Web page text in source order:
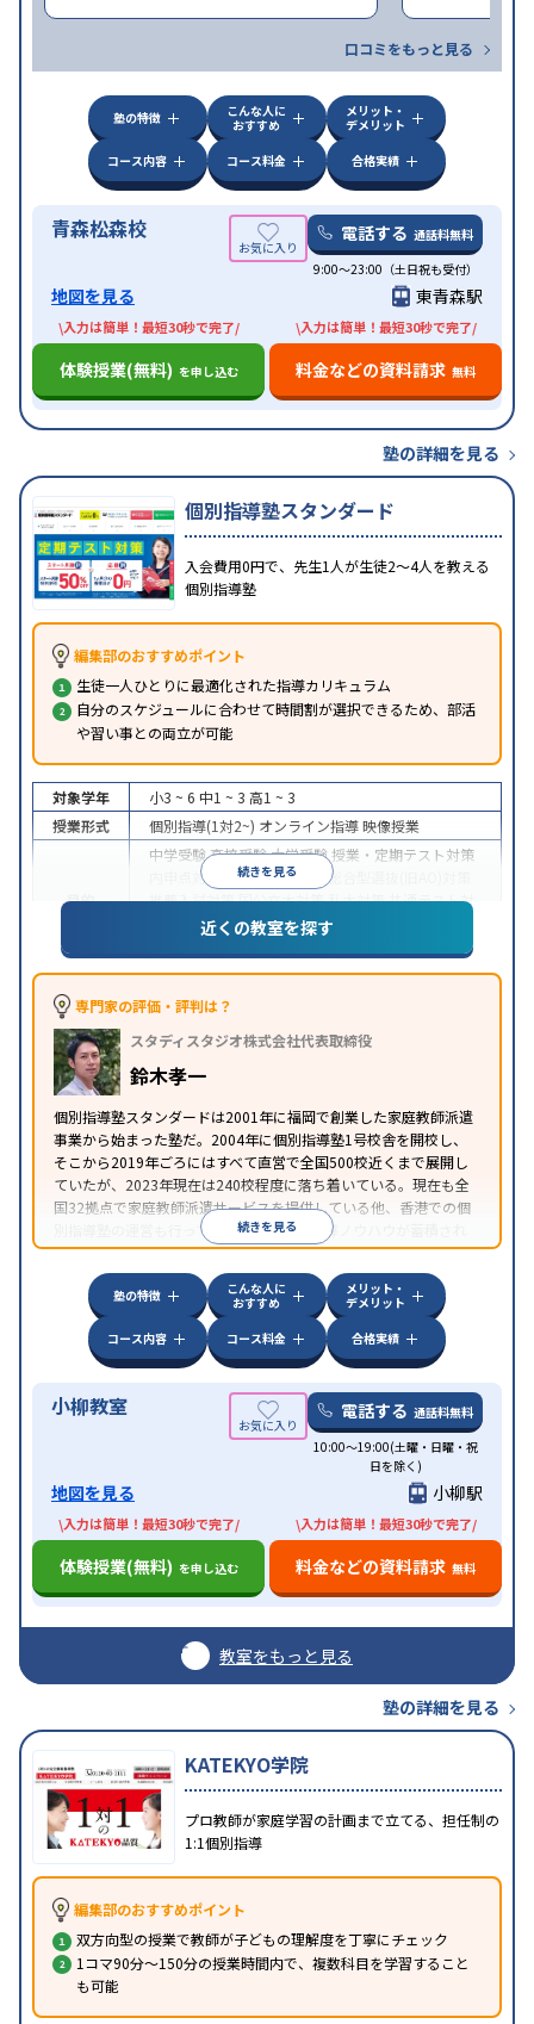
口コミをもっと見る
塾の特徴
こんな人に
おすすめ
メリット・
デメリット
コース内容
コース料金 合格実績
青森松森校 電話する 通話料無料
9:00～23:00（土日祝も受付）
地図を見る 東青森駅
\入力は簡単！最短30秒で完了/
体験授業(無料) を申し込む
\入力は簡単！最短30秒で完了/
料金などの資料請求 無料
塾の詳細を見る
個別指導塾スタンダード
入会費用0円で、先生1人が生徒2〜4人を教える
個別指導塾
編集部のおすすめポイント
生徒一人ひとりに最適化された指導カリキュラム
自分のスケジュールに合わせて時間割が選択できるため、部活
や習い事との両立が可能
続きを見る
対象学年 小3 ~ 6 中1 ~ 3 高1 ~ 3
授業形式
個別指導(1対2~) オンライン指導映像授業
目的
中学受験高校受験大学受験 授業・定期テスト対策
内申点対策
学習習慣の定着
総合型選抜(旧AO)対策
推薦入試対策国公立大対策私大対策共通テスト対
英検(英語検定)対策漢検(漢字検定)対策
特徴
中高一貫校生に対応授業の振替可能不登校生に対
応
学習にPC・タブレットを利用
科目から受講可能
り
近くの教室を探す
専門家の評価・評判は？
スタディスタジオ株式会社代表取締役
鈴木孝一
個別指導塾スタンダードは2001年に福岡で創業した家庭教師派遣
事業から始まった塾だ。2004年に個別指導塾1号校舎を開校し、
そこから2019年ごろにはすべて直営で全国500校近くまで展開し
ていたが、2023年現在は240校程度に落ち着いている。現在も全
国32拠点で家庭教師派遣サービスを提供している他、香港での個
別指導塾の運営も行っており、汎用的な指導ノウハウが蓄積され
ていることが伺える。
続きを見る
塾の特徴
こんな人に
おすすめ
メリット・
デメリット
コース内容
コース料金 合格実績
小柳教室 電話する 通話料無料
10:00～19:00(土曜・日曜・祝
日を除く)
地図を見る 小柳駅
\入力は簡単！最短30秒で完了/
体験授業(無料) を申し込む
\入力は簡単！最短30秒で完了/
料金などの資料請求 無料
教室をもっと見る
塾の詳細を見る
KATEKYO学院
プロ教師が家庭学習の計画まで立てる、担任制の
1:1個別指導
編集部のおすすめポイント
双方向型の授業で教師が子どもの理解度を丁寧にチェック
1コマ90分～150分の授業時間内で、複数科目を学習すること
も可能